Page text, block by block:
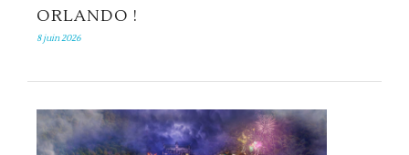
ORLANDO !
8 juin 2026